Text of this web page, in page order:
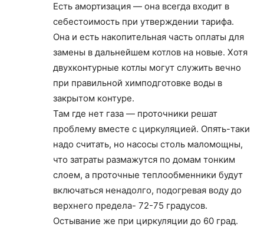
Есть амортизация — она всегда входит в
себестоимость при утверждении тарифа.
Она и есть накопительная часть оплаты для
замены в дальнейшем котлов на новые. Хотя
двухконтурные котлы могут служить вечно
при правильной химподготовке воды в
закрытом контуре.
Там где нет газа — проточники решат
проблему вместе с циркуляцией. Опять-таки
надо считать, но насосы столь маломощны,
что затраты размажутся по домам тонким
слоем, а проточные теплообменники будут
включаться ненадолго, подогревая воду до
верхнего предела- 72-75 градусов.
Остывание же при циркуляции до 60 град.